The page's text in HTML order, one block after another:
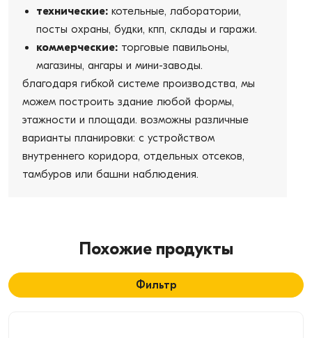
технические: котельные, лаборатории,
посты охраны, будки, кпп, склады и гаражи.
коммерческие: торговые павильоны,
магазины, ангары и мини-заводы.
благодаря гибкой системе производства, мы
можем построить здание любой формы,
этажности и площади. возможны различные
варианты планировки: с устройством
внутреннего коридора, отдельных отсеков,
тамбуров или башни наблюдения.
Похожие продукты
Фильтр